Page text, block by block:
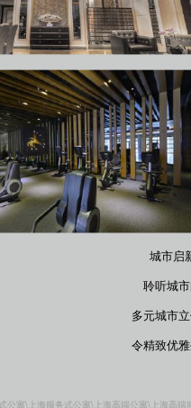
城市启
聆听城
多元城市
令精致优
公寓\上海服务式公寓\上海高端公寓\上海